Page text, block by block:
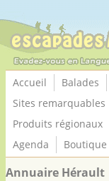
Accueil Balades
Sites remarquables
Produits régionaux
Agenda
Annuaire Hérault